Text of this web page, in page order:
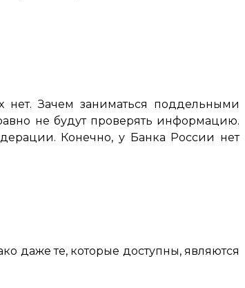
нет. Зачем заниматься поддельными
не будут проверять информацию.
Конечно, у Банка России нет
даже те, которые доступны, являются